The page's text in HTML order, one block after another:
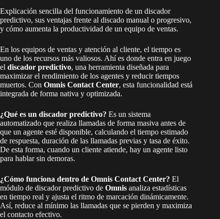
Explicación sencilla del funcionamiento de un discador
predictivo, sus ventajas frente al discado manual o progresivo,
y cómo aumenta la productividad de un equipo de ventas.
En los equipos de ventas y atención al cliente, el tiempo es
uno de los recursos más valiosos. Ahí es donde entra en juego
el discador predictivo, una herramienta diseñada para
maximizar el rendimiento de los agentes y reducir tiempos
muertos. Con Omnis Contact Center, esta funcionalidad está
integrada de forma nativa y optimizada.
¿Qué es un discador predictivo? Es un sistema
automatizado que realiza llamadas de forma masiva antes de
que un agente esté disponible, calculando el tiempo estimado
de respuesta, duración de las llamadas previas y tasa de éxito.
De esta forma, cuando un cliente atiende, hay un agente listo
para hablar sin demoras.
¿Cómo funciona dentro de Omnis Contact Center? El
módulo de discador predictivo de Omnis analiza estadísticas
en tiempo real y ajusta el ritmo de marcación dinámicamente.
Así, reduce al mínimo las llamadas que se pierden y maximiza
el contacto efectivo.